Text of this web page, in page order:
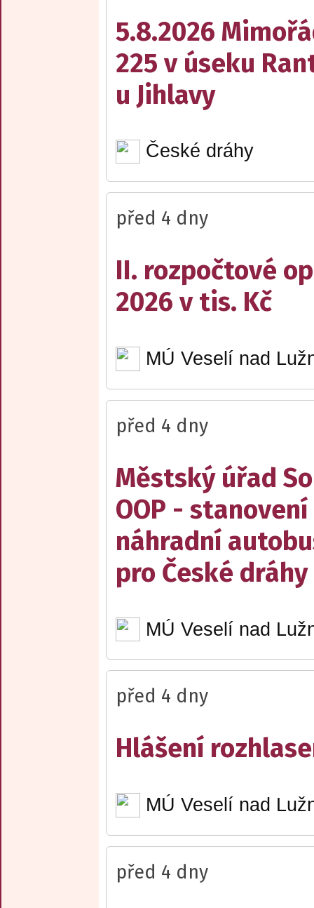
5.8.2026
225 v úseku
u Jihlavy
České dráhy
před 4 dny
II. rozpočtové
2026 v tis. Kč
MÚ Veselí nad
před 4 dny
Městský úřad
OOP -
náhradní
pro České dráhy
MÚ Veselí nad
před 4 dny
Hlášení
MÚ Veselí nad
před 4 dny